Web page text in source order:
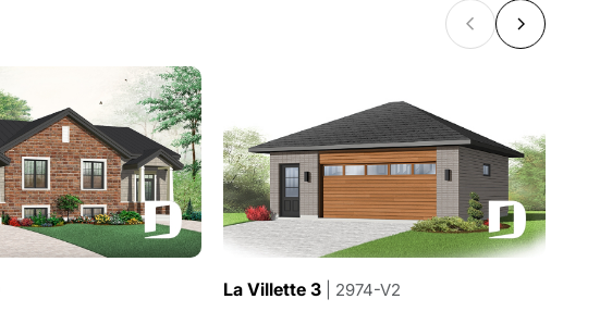
La Villette 3 | 2974-V2